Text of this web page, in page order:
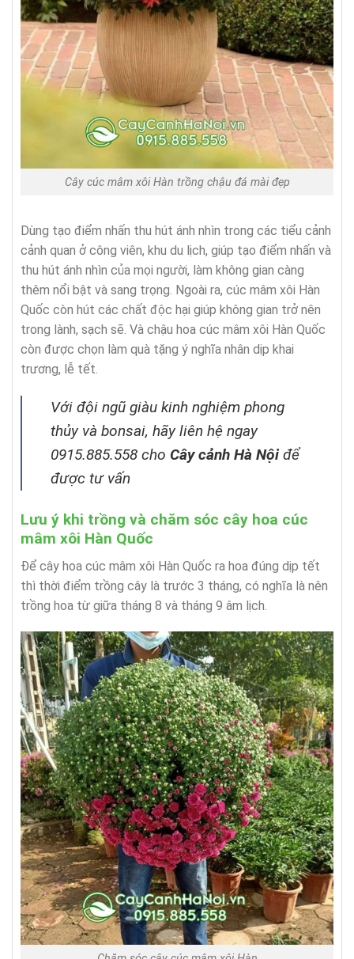
Cây cúc mâm xôi Hàn trồng chậu đá mài đẹp
Dùng tạo điểm nhấn thu hút ánh nhìn trong các tiểu cảnh
cảnh quan ở công viên, khu du lịch, giúp tạo điểm nhấn và
thu hút ánh nhìn của mọi người, làm không gian càng
thêm nổi bật và sang trọng. Ngoài ra, cúc mâm xôi Hàn
Quốc còn hút các chất độc hại giúp không gian trở nên
trong lành, sạch sẽ. Và chậu hoa cúc mâm xôi Hàn Quốc
còn được chọn làm quà tặng ý nghĩa nhân dịp khai
trương, lễ tết.
Với đội ngũ giàu kinh nghiệm phong
thủy và bonsai, hãy liên hệ ngay
0915.885.558 cho Cây cảnh Hà Nộiđể
được tư vấn
Lưu ý khi trồng và chăm sóc cây hoa cúc
mâm xôi Hàn Quốc
Để cây hoa cúc mâm xôi Hàn Quốc ra hoa đúng dịp tết
thì thời điểm trồng cây là trước 3 tháng, có nghĩa là nên
trồng hoa từ giữa tháng 8 và tháng 9 âm lịch.